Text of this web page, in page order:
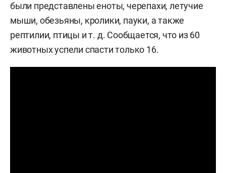
были представлены еноты, черепахи, летучие
мыши, обезьяны, кролики, пауки, а также
рептилии, птицы и т. д. Сообщается, что из 60
животных успели спасти только 16.